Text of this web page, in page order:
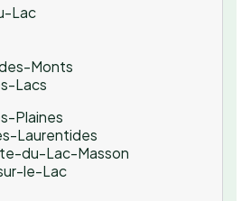
Lac
Monts
Lacs
Plaines
Laurentides
du-Lac-Masson
le-Lac